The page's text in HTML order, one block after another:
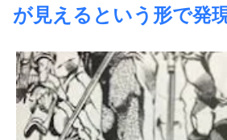
が見えるという形で発